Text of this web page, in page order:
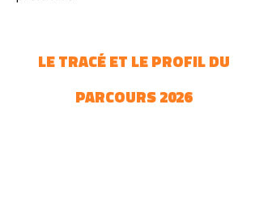
LE TRACÉET LE PROFIL DU
PARCOURS 2026